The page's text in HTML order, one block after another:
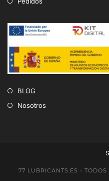
BLOG
Nosotros
77 LUBRICANTS.ES -